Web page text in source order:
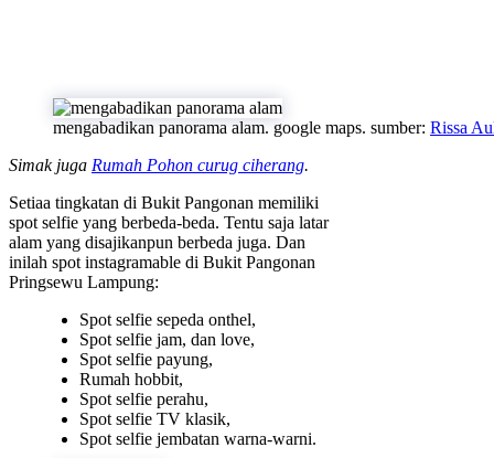
mengabadikan panorama alam. google maps. sumber: Rissa
Simak juga Rumah Pohon curug ciherang.
Setiaa tingkatan di Bukit Pangonan memiliki
spot selfie yang berbeda-beda. Tentu saja latar
alam yang disajikanpun berbeda juga. Dan
inilah spot instagramable di Bukit Pangonan
Pringsewu Lampung:
Spot selfie sepeda onthel,
Spot selfie jam, dan love,
Spot selfie payung,
Rumah hobbit,
Spot selfie perahu,
Spot selfie TV klasik,
Spot selfie jembatan warna-warni.